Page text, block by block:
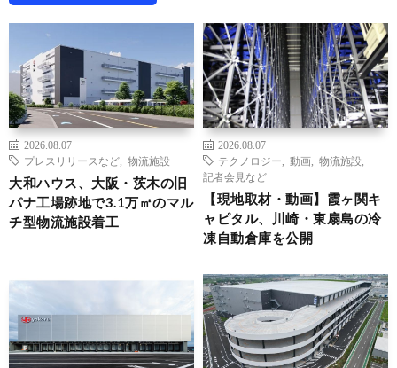
2026.08.07
プレスリリースなど
物流施設
大和ハウス、大阪・茨木の旧
パナ工場跡地で3.1万㎡のマル
チ型物流施設着工
2026.08.07
テクノロジー
動画 物流施設
記者会見など
【現地取材・動画】霞ヶ関キ
ャピタル、川崎・東扇島の冷
凍自動倉庫を公開